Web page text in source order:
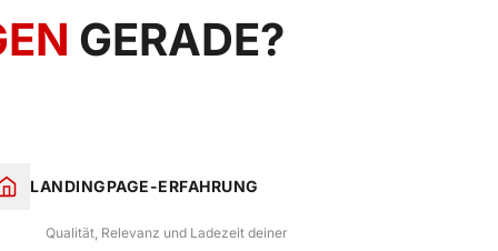
GERADE?
LANDINGPAGE-ERFAHRUNG
Qualität, Relevanz und Ladezeit deiner